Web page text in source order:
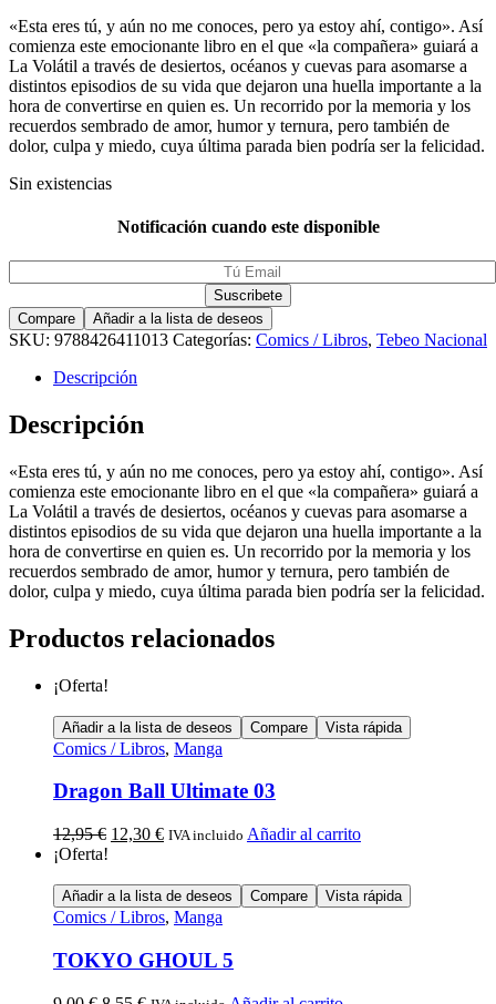
«Esta eres tú, y aún no me conoces, pero ya estoy ahí, contigo». Así
comienza este emocionante libro en el que «la compañera» guiará a
La Volátil a través de desiertos, océanos y cuevas para asomarse a
distintos episodios de su vida que dejaron una huella importante a la
hora de convertirse en quien es. Un recorrido por la memoria y los
recuerdos sembrado de amor, humor y ternura, pero también de
dolor, culpa y miedo, cuya última parada bien podría ser la felicidad.
Sin existencias
Notificación cuando este disponible
Compare Añadir a la lista de deseos
SKU: 9788426411013 Categorías: Comics / Libros, Tebeo Nacional
Descripción
Descripción
«Esta eres tú, y aún no me conoces, pero ya estoy ahí, contigo». Así
comienza este emocionante libro en el que «la compañera» guiará a
La Volátil a través de desiertos, océanos y cuevas para asomarse a
distintos episodios de su vida que dejaron una huella importante a la
hora de convertirse en quien es. Un recorrido por la memoria y los
recuerdos sembrado de amor, humor y ternura, pero también de
dolor, culpa y miedo, cuya última parada bien podría ser la felicidad.
Productos relacionados
¡Oferta!
Añadir a la lista de deseos Compare Vista rápida
Comics / Libros, Manga
Dragon Ball Ultimate 03
12,95€ 12,30 € IVA incluido Añadir al carrito
¡Oferta!
Añadir a la lista de deseos Compare Vista rápida
Comics / Libros, Manga
TOKYO GHOUL 5